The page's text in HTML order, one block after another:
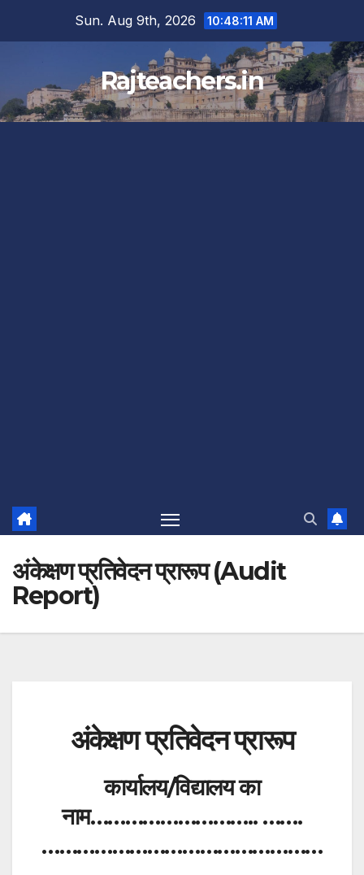
Sun. Aug 9th, 2026 10:48:11 AM
Rajteachers.in
अंकेक्षण प्रतिवेदन प्रारूप (Audit
Report)
अंकेक्षण प्रतिवेदन प्रारूप
कार्यालय/विद्यालय का
नाम……………………….. …….
…………………………………………